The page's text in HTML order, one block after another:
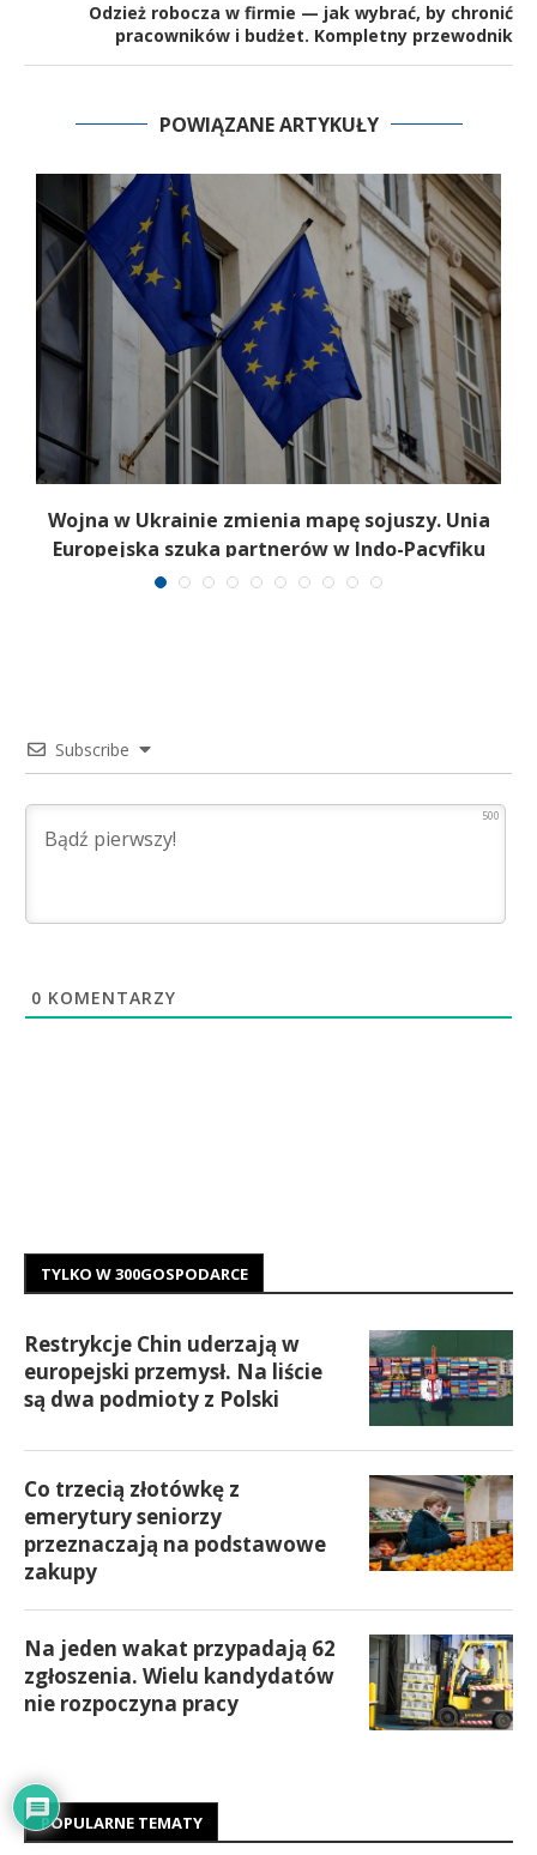
Odzież robocza w firmie — jak wybrać, by chronić
pracowników i budżet. Kompletny przewodnik
POWIĄZANE ARTYKUŁY
Wojna w Ukrainie zmienia mapę sojuszy. Unia
Europejska szuka partnerów w Indo-Pacyfiku
Subscribe
500
0 KOMENTARZY
TYLKO W 300GOSPODARCE
Restrykcje Chin uderzają w
europejski przemysł. Na liście
są dwa podmioty z Polski
Co trzecią złotówkę z
emerytury seniorzy
przeznaczają na podstawowe
zakupy
Na jeden wakat przypadają 62
zgłoszenia. Wielu kandydatów
nie rozpoczyna pracy
POPULARNE TEMATY